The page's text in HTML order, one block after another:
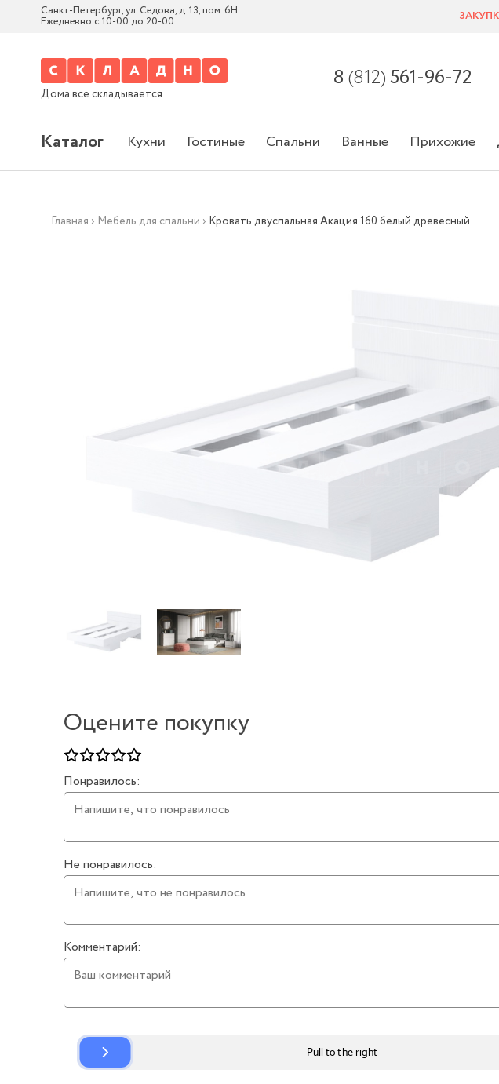
Санкт-Петербург, ул. Седова, д. 13, пом. 6Н
Ежедневно с 10-00 до 20-00
Дома все складывается
8 (812) 561-96-72
Каталог Кухни Гостиные Спальни Ванные Прихожие
Главная › Мебель для спальни › Кровать двуспальная Акация 160 белый древесный
Оцените покупку
Понравилось:
Не понравилось:
Комментарий: